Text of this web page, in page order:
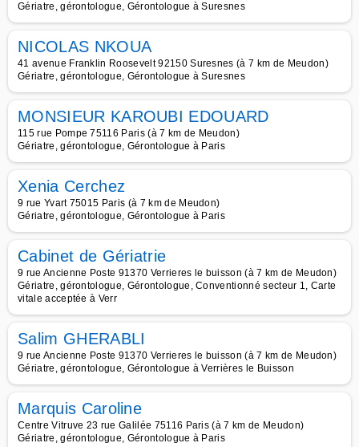
Gériatre, gérontologue, Gérontologue à Suresnes
NICOLAS NKOUA
41 avenue Franklin Roosevelt 92150 Suresnes (à 7 km de Meudon)
Gériatre, gérontologue, Gérontologue à Suresnes
MONSIEUR KAROUBI EDOUARD
115 rue Pompe 75116 Paris (à 7 km de Meudon)
Gériatre, gérontologue, Gérontologue à Paris
Xenia Cerchez
9 rue Yvart 75015 Paris (à 7 km de Meudon)
Gériatre, gérontologue, Gérontologue à Paris
Cabinet de Gériatrie
9 rue Ancienne Poste 91370 Verrieres le buisson (à 7 km de Meudon)
Gériatre, gérontologue, Gérontologue, Conventionné secteur 1, Carte
vitale acceptée à Verr
Salim GHERABLI
9 rue Ancienne Poste 91370 Verrieres le buisson (à 7 km de Meudon)
Gériatre, gérontologue, Gérontologue à Verrières le Buisson
Marquis Caroline
Centre Vitruve 23 rue Galilée 75116 Paris (à 7 km de Meudon)
Gériatre, gérontologue, Gérontologue à Paris